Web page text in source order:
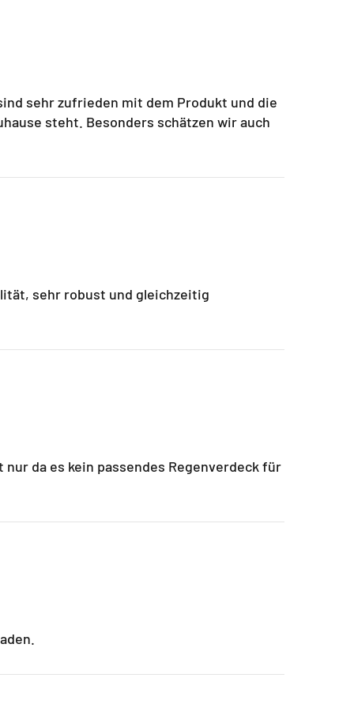
sehr zufrieden mit dem Produkt und die
steht. Besonders schätzen wir auch
sehr robust und gleichzeitig
da es kein passendes Regenverdeck für